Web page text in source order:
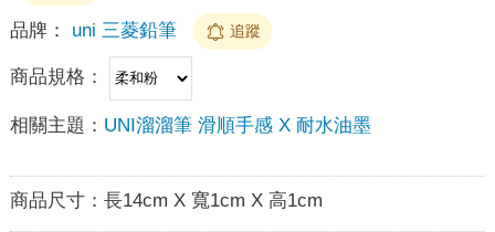
品牌： uni 三菱鉛筆 追蹤
商品規格：
相關主題： UNI溜溜筆 滑順手感 X 耐水油墨
商品尺寸： 長14cm X 寬1cm X 高1cm